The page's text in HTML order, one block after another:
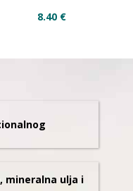
8.40 €
mineralna ulja i